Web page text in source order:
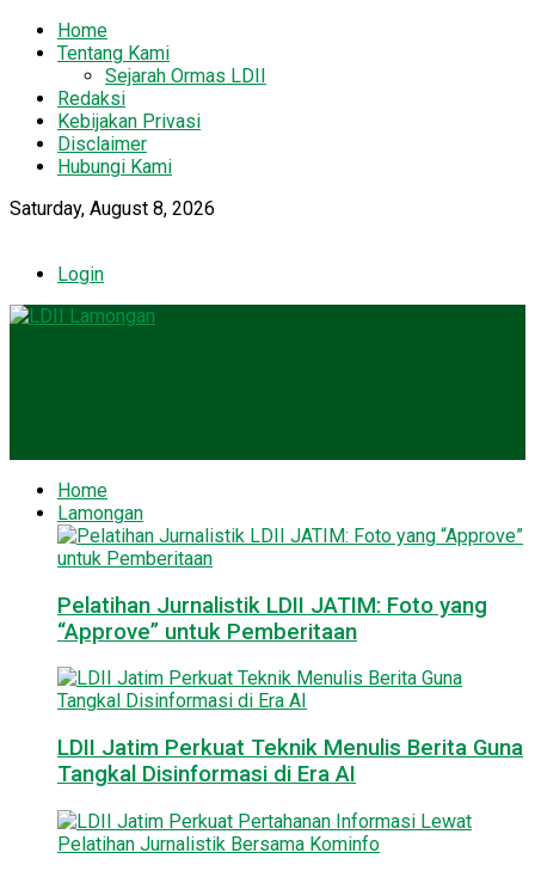
Home
Tentang Kami
Sejarah Ormas LDII
Redaksi
Kebijakan Privasi
Disclaimer
Hubungi Kami
Saturday, August 8, 2026
Login
Home
Lamongan
Pelatihan Jurnalistik LDII JATIM: Foto yang
“Approve” untuk Pemberitaan
LDII Jatim Perkuat Teknik Menulis Berita Guna
Tangkal Disinformasi di Era AI